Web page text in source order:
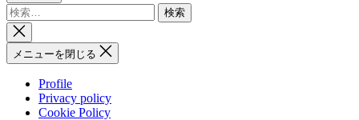
検
索
対
象:
検
索
を
メニューを閉じる
Profile
Privacy policy
Cookie Policy